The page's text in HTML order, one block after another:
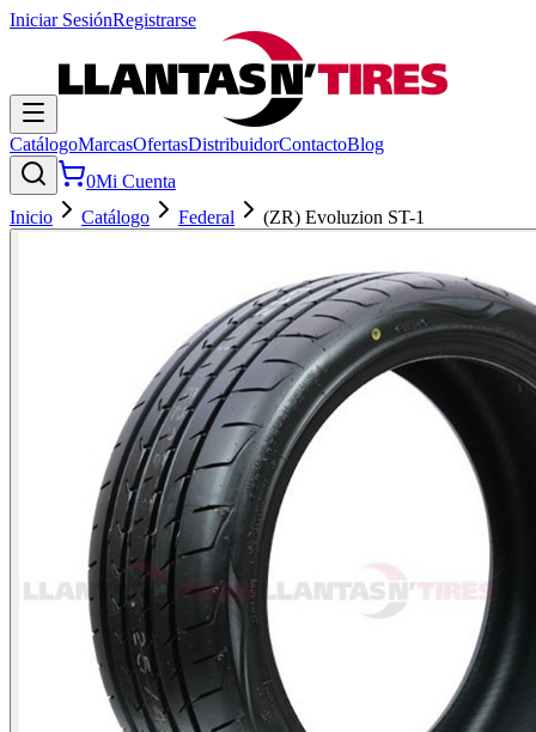
Iniciar SesiónRegistrarse
CatálogoMarcasOfertasDistribuidorContactoBlog
0Mi Cuenta
Inicio
Catálogo Federal (ZR) Evoluzion ST-1